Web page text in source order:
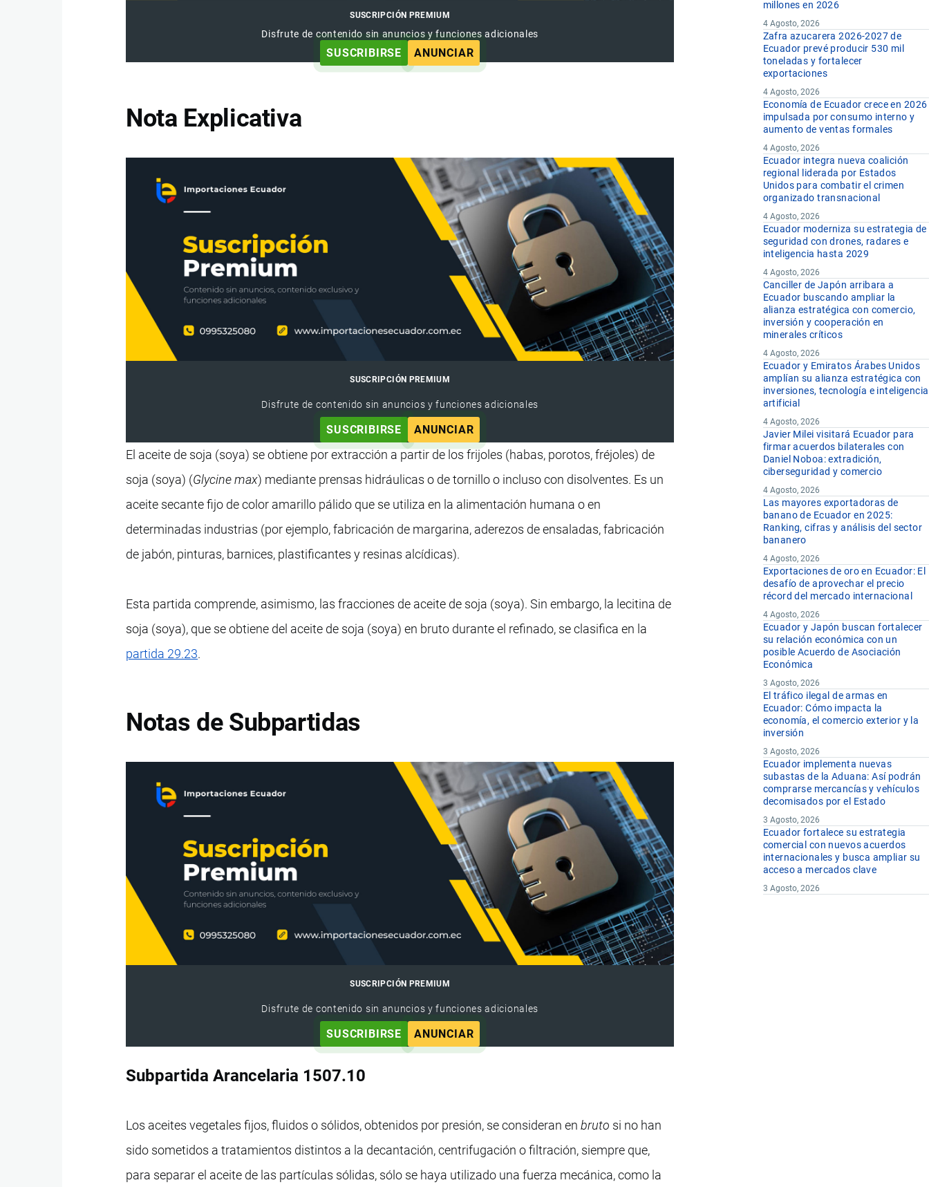
SUSCRIPCIÓN PREMIUM
Disfrute de contenido sin anuncios y funciones adicionales
SUSCRIBIRSE ANUNCIAR
Nota Explicativa
SUSCRIPCIÓN PREMIUM
Disfrute de contenido sin anuncios y funciones adicionales
SUSCRIBIRSE ANUNCIAR
El aceite de soja (soya) se obtiene por extracción a partir de los frijoles (habas, porotos, fréjoles) de
soja (soya) (Glycine max) mediante prensas hidráulicas o de tornillo o incluso con disolventes. Es un
aceite secante fijo de color amarillo pálido que se utiliza en la alimentación humana o en
determinadas industrias (por ejemplo, fabricación de margarina, aderezos de ensaladas, fabricación
de jabón, pinturas, barnices, plastificantes y resinas alcídicas).
Esta partida comprende, asimismo, las fracciones de aceite de soja (soya). Sin embargo, la lecitina de
soja (soya), que se obtiene del aceite de soja (soya) en bruto durante el refinado, se clasifica en la
partida 29.23.
Notas de Subpartidas
SUSCRIPCIÓN PREMIUM
Disfrute de contenido sin anuncios y funciones adicionales
SUSCRIBIRSE ANUNCIAR
Subpartida Arancelaria 1507.10
Los aceites vegetales fijos, fluidos o sólidos, obtenidos por presión, se consideran enbruto si no han
sido sometidos a tratamientos distintos a la decantación, centrifugación o filtración, siempre que,
para separar el aceite de las partículas sólidas, sólo se haya utilizado una fuerza mecánica, como la
millones en 2026
4 Agosto, 2026
Zafra azucarera 2026-2027 de
Ecuador prevé producir 530 mil
toneladas y fortalecer
exportaciones
4 Agosto, 2026
Economía de Ecuador crece en 2026
impulsada por consumo interno y
aumento de ventas formales
4 Agosto, 2026
Ecuador integra nueva coalición
regional liderada por Estados
Unidos para combatir el crimen
organizado transnacional
4 Agosto, 2026
Ecuador moderniza su estrategia de
seguridad con drones, radares e
inteligencia hasta 2029
4 Agosto, 2026
Canciller de Japón arribara a
Ecuador buscando ampliar la
alianza estratégica con comercio,
inversión y cooperación en
minerales críticos
4 Agosto, 2026
Ecuador y Emiratos Árabes Unidos
amplían su alianza estratégica con
inversiones, tecnología e inteligencia
artificial
4 Agosto, 2026
Javier Milei visitará Ecuador para
firmar acuerdos bilaterales con
Daniel Noboa: extradición,
ciberseguridad y comercio
4 Agosto, 2026
Las mayores exportadoras de
banano de Ecuador en 2025:
Ranking, cifras y análisis del sector
bananero
4 Agosto, 2026
Exportaciones de oro en Ecuador: El
desafío de aprovechar el precio
récord del mercado internacional
4 Agosto, 2026
Ecuador y Japón buscan fortalecer
su relación económica con un
posible Acuerdo de Asociación
Económica
3 Agosto, 2026
El tráfico ilegal de armas en
Ecuador: Cómo impacta la
economía, el comercio exterior y la
inversión
3 Agosto, 2026
Ecuador implementa nuevas
subastas de la Aduana: Así podrán
comprarse mercancías y vehículos
decomisados por el Estado
3 Agosto, 2026
Ecuador fortalece su estrategia
comercial con nuevos acuerdos
internacionales y busca ampliar su
acceso a mercados clave
3 Agosto, 2026